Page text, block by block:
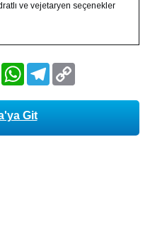
ve vejetaryen seçenekler
FacebookWhatsAppTelegram
Git